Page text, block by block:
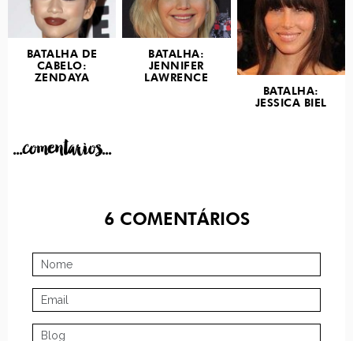
BATALHA DE
CABELO:
ZENDAYA
BATALHA:
JENNIFER
LAWRENCE
BATALHA:
JESSICA BIEL
...comentarios...
6COMENTÁRIOS